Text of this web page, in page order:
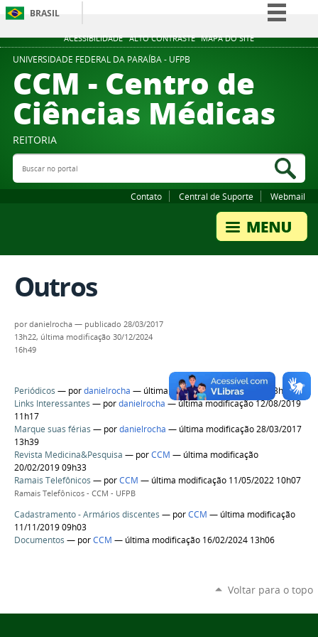
ACESSIBILIDADE ALTO CONTRASTE MAPA DO SITE
BRASIL
Simplifique!
Participe
Acesso à informação
Legislação
UNIVERSIDADE FEDERAL DA PARAÍBA - UFPB
CCM - Centro de
Ciências Médicas
REITORIA
Buscar no portal
Contato Central de Suporte Webmail
Outros
pordanielrocha — publicado 28/03/2017
13h22, última modificação 30/12/2024
16h49
Periódicos — pordanielrocha — última modificação 28/03/2017 13h23
Links Interessantes — pordanielrocha — última modificação 12/08/2019
11h17
Marque suas férias — pordanielrocha — última modificação 28/03/2017
13h39
Revista Medicina&Pesquisa — porCCM — última modificação
20/02/2019 09h33
Ramais Telefônicos — porCCM — última modificação 11/05/2022 10h07
Ramais Telefônicos - CCM - UFPB
Cadastramento - Armários discentes — porCCM — última modificação
11/11/2019 09h03
Documentos — porCCM — última modificação 16/02/2024 13h06
Voltar para o topo